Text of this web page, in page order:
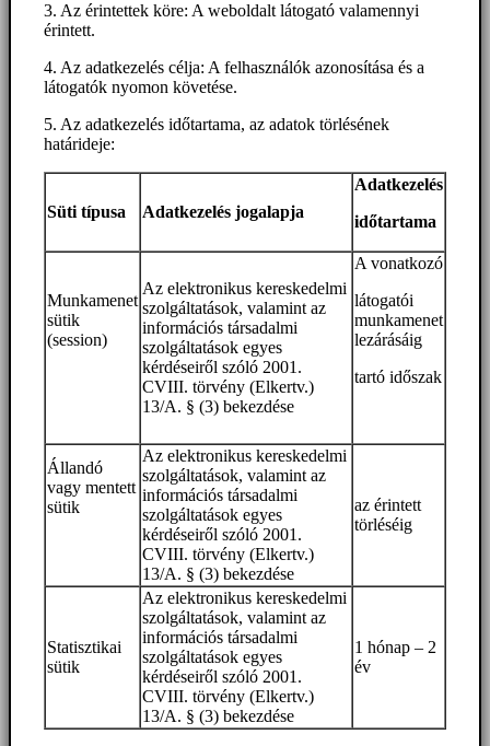
3. Az érintettek köre: A weboldalt látogató valamennyi
érintett.
4. Az adatkezelés célja: A felhasználók azonosítása és a
látogatók nyomon követése.
5. Az adatkezelés időtartama, az adatok törlésének
határideje:
Süti típusa Adatkezelés jogalapja
Adatkezelés
időtartama
Munkamenet
sütik
(session)
Az elektronikus kereskedelmi
szolgáltatások, valamint az
információs társadalmi
szolgáltatások egyes
kérdéseiről szóló 2001.
CVIII. törvény (Elkertv.)
13/A. § (3) bekezdése
A vonatkozó
látogatói
munkamenet
lezárásáig
tartó időszak
Állandó
vagy mentett
sütik
Az elektronikus kereskedelmi
szolgáltatások, valamint az
információs társadalmi
szolgáltatások egyes
kérdéseiről szóló 2001.
CVIII. törvény (Elkertv.)
13/A. § (3) bekezdése
az érintett
törléséig
Statisztikai
sütik
Az elektronikus kereskedelmi
szolgáltatások, valamint az
információs társadalmi
szolgáltatások egyes
kérdéseiről szóló 2001.
CVIII. törvény (Elkertv.)
13/A. § (3) bekezdése
1 hónap – 2
év